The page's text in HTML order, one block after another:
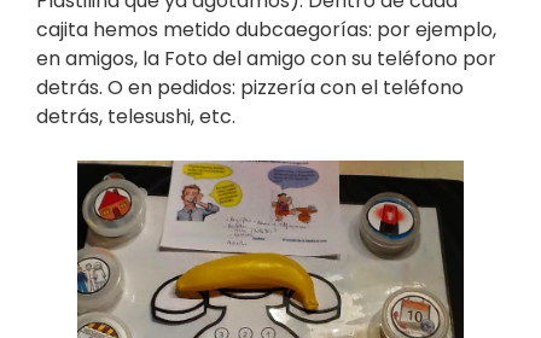
cajita hemos metido dubcaegorías: por ejemplo,
en amigos, la Foto del amigo con su teléfono por
detrás. O en pedidos: pizzería con el teléfono
detrás, telesushi, etc.